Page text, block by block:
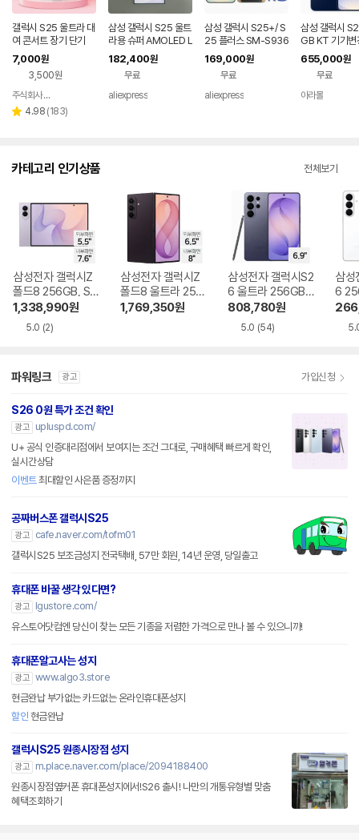
안
내
를
나
타
는
표
갤럭시 S25 울트라 대
여 콘서트 장기 단기
7,000원
3,500원
페이
주식회사 폰빌리지
별 4.98 리
(183)
삼성 갤럭시 S25 울트
라용 슈퍼 AMOLED L
CD 디스플레이 터치
스크린 디지타이저 어
셈블리 (S25U) - 불량
품
182,400원
무료
aliexpress
삼성 갤럭시 S25+/ S
25 플러스 SM-S936
U/S936B 휴대폰 액
세서리에 적합한 프레
임 포함 오리지널 AM
OLED 스크린
169,000원
무료
aliexpress
삼성 갤럭시
GB KT 기기변
655,000원
무료
아라몰
카테고리 인기상품 전체보기
삼성전자 갤럭시Z
폴드8 256GB, SK
T 기기변경 완납
1,338,990원
5.0 (2)
삼성전자 갤럭시Z
폴드8 울트라 256
GB, SKT 기기변경
1,769,350원
삼성전자 갤럭시S2
6 울트라 256GB,
SKT 기기변경 완납
808,780원
5.0 (54)
삼성
6
기변
파워링크 광고 가입신청
S26 0원 특가 조건 확인
광고
upluspd.com/
U+ 공식 인증대리점에서 보여지는 조건 그대로, 구매혜택 빠르게 확인,
실시간상담
이벤트최대할인 사은품 증정까지
공짜버스폰 갤럭시S25
광고
cafe.naver.com/tofm01
갤럭시S25 보조금성지 전국택배, 57만 회원, 14년 운영, 당일출고
휴대폰 바꿀 생각 있다면?
광고
lgustore.com/
유스토어닷컴엔 당신이 찾는 모든 기종을 저렴한 가격으로 만나 볼 수 있으니까!
휴대폰알고사는 성지
광고 www.algo3.store
현금완납 부가없는 카드없는 온라인휴대폰성지
할인 현금완납
갤럭시S25 원종시장점 성지
광고
m.place.naver.com/place/2094188400
원종시장점옆커폰 휴대폰성지에서!S26 출시! 나만의 개통유형별 맞춤
혜택조회하기